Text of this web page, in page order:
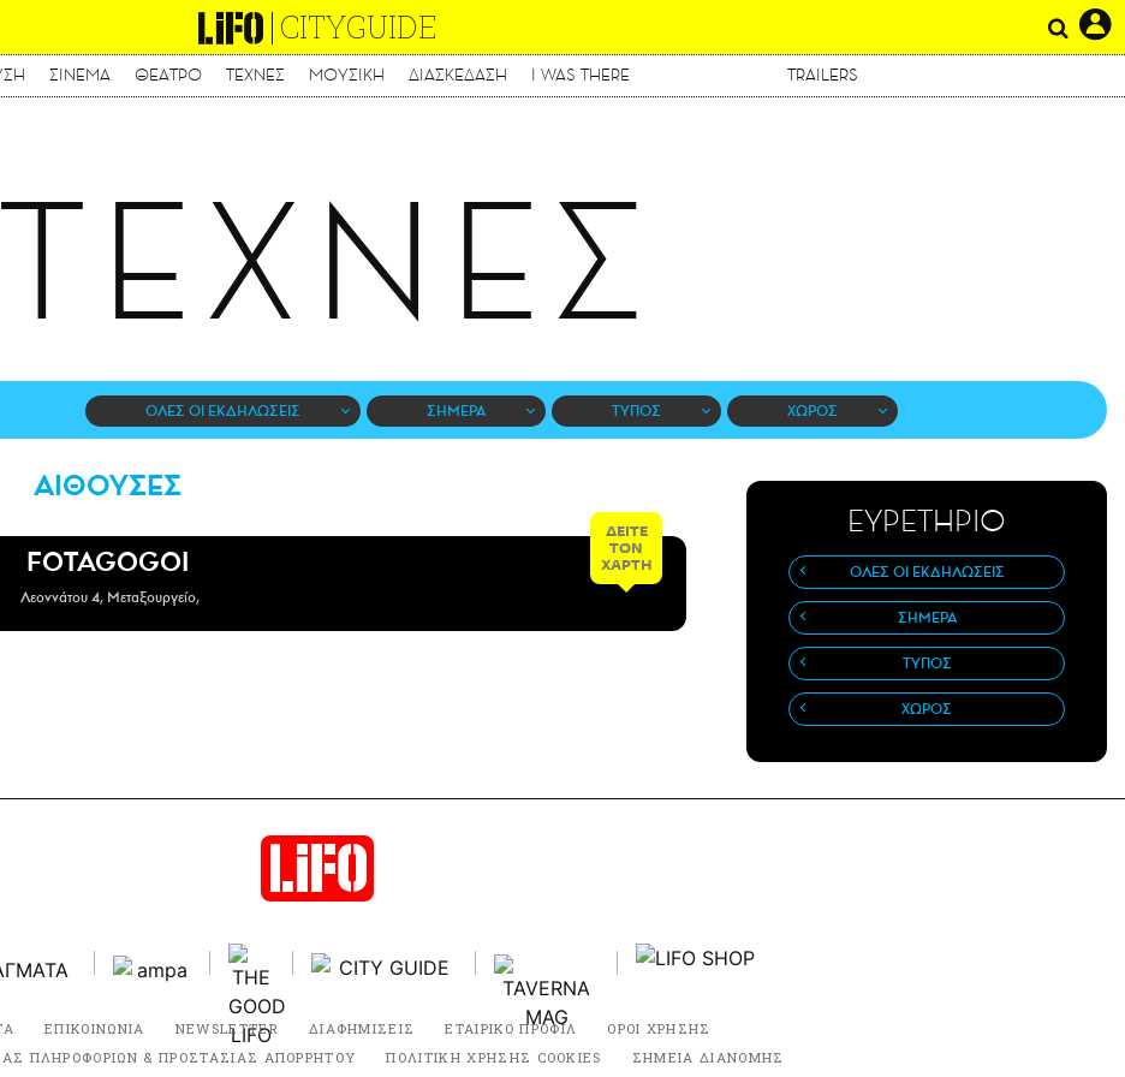
CITYGUIDE
ΣΙΝΕΜΑ ΘΕΑΤΡΟ ΤΕΧΝΕΣ ΜΟΥΣΙΚΗ ΔΙΑΣΚΕΔΑΣΗ I WAS THERE TRAILERS
ΤΕΧΝΕΣ
ΟΛΕΣ ΟΙ ΕΚΔΗΛΩΣΕΙΣ ΣΗΜΕΡΑ ΤΥΠΟΣ ΧΩΡΟΣ
ΑΙΘΟΥΣΕΣ
FOTAGOGOI
Λεοννάτου 4, Μεταξουργείο,
ΔΕΙΤΕ
ΤΟΝ
ΧΑΡΤΗ
ΕΥΡΕΤΗΡΙΟ
ΟΛΕΣ ΟΙ ΕΚΔΗΛΩΣΕΙΣ
ΣΗΜΕΡΑ
ΤΥΠΟΣ
ΧΩΡΟΣ
ΕΠΙΚΟΙΝΩΝΙΑ NEWSLETTER ΔΙΑΦΗΜΙΣΕΙΣ ΕΤΑΙΡΙΚΟ ΠΡΟΦΙΛ
ΟΡΟΙ ΧΡΗΣΗΣ
ΠΛΗΡΟΦΟΡΙΩΝ & ΠΡΟΣΤΑΣΙΑΣ ΑΠΟΡΡΗΤΟΥ
ΠΟΛΙΤΙΚΗ ΧΡΗΣΗΣ COOKIES ΣΗΜΕΙΑ ΔΙΑΝΟΜΗΣ